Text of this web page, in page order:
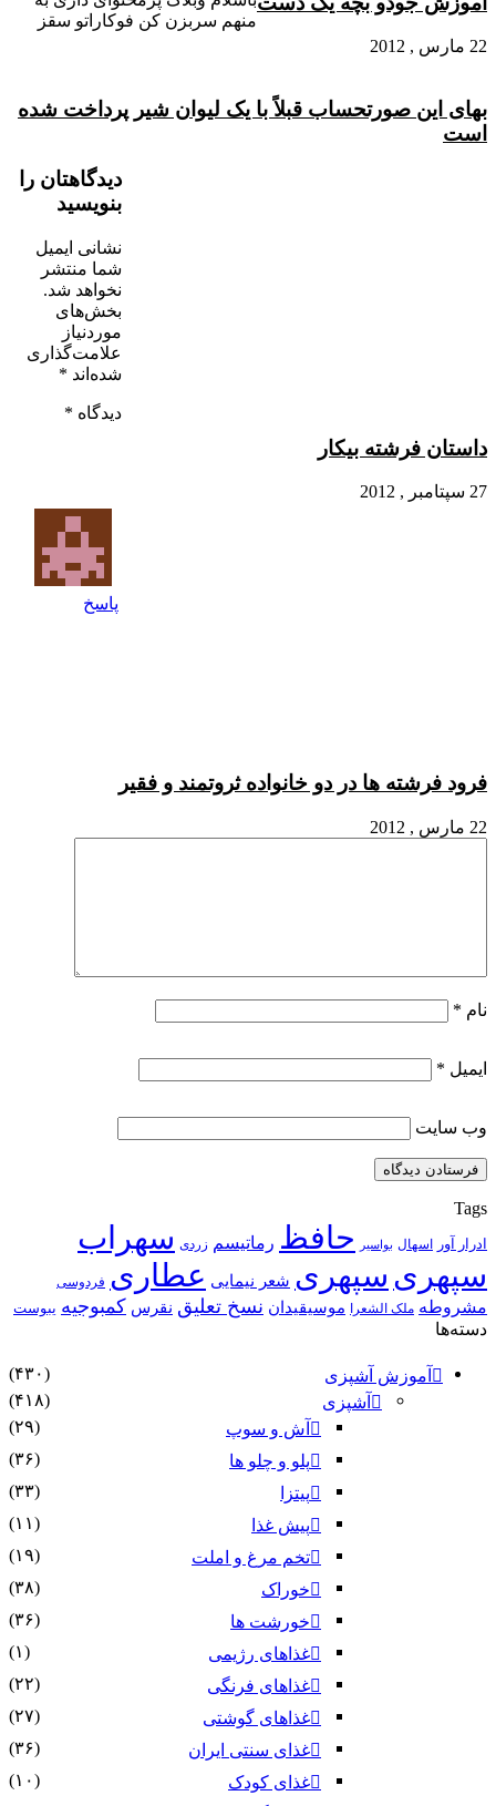
22 مارس , 2012
بهای این صورتحساب قبلاً با یک لیوان شیر پرداخت شده
است
داستان فرشته بیکار
27 سپتامبر , 2012
فرود فرشته ها در دو خانواده ثروتمند و فقیر
22 مارس , 2012
منهم سربزن کن فوکاراتو سقز
پاسخ
دیدگاهتان را
بنویسید
نشانی ایمیل
شما منتشر
نخواهد شد.
بخش‌های
موردنیاز
علامت‌گذاری
شده‌اند *
دیدگاه *
نام *
ایمیل *
وب‌ سایت
Tags
ادرار آور اسهال بواسیر حافظ رماتیسم زردی سهراب
سپهری سپهری شعر نیمایی عطاری فردوسی
مشروطه ملک الشعرا موسیقیدان نسخ تعلیق نقرس کمبوجیه یبوست
دسته‌ها
آموزش آشپزی
(۴۳۰)
آشپزی
(۴۱۸)
آش و سوپ
(۲۹)
پلو و چلو ها
(۳۶)
پیتزا
(۳۳)
پیش غذا
(۱۱)
تخم مرغ و املت
(۱۹)
خوراک
(۳۸)
خورشت ها
(۳۶)
غذاهای رژیمی
(۱)
غذاهای فرنگی
(۲۲)
غذاهای گوشتی
(۲۷)
غذای سنتی ایران
(۳۶)
غذای کودک
(۱۰)